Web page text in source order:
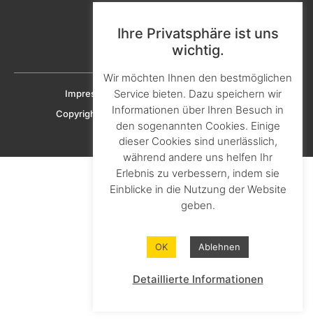
Karriere & Ausbildung
Downloads
Impressum DatenschutzCookie-Richtlinien
Copyright © 2023 KNAPHEIDE SOLUTIONS GmbH
Ihre Privatsphäre ist uns
wichtig.
Wir möchten Ihnen den bestmöglichen
Service bieten. Dazu speichern wir
Informationen über Ihren Besuch in
den sogenannten Cookies. Einige
dieser Cookies sind unerlässlich,
während andere uns helfen Ihr
Erlebnis zu verbessern, indem sie
Einblicke in die Nutzung der Website
geben.
OK Ablehnen
Detaillierte Informationen